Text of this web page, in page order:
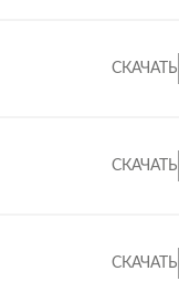
СКАЧАТЬ
СКАЧАТЬ
СКАЧАТЬ